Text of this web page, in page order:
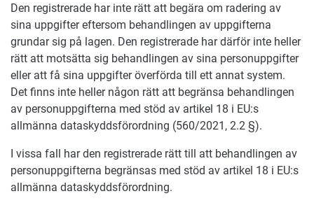
Den registrerade har inte rätt att begära om radering av
sina uppgifter eftersom behandlingen av uppgifterna
grundar sig på lagen. Den registrerade har därför inte heller
rätt att motsätta sig behandlingen av sina personuppgifter
eller att få sina uppgifter överförda till ett annat system.
Det finns inte heller någon rätt att begränsa behandlingen
av personuppgifterna med stöd av artikel 18 i EU:s
allmänna dataskyddsförordning (560/2021, 2.2 §).
I vissa fall har den registrerade rätt till att behandlingen av
personuppgifterna begränsas med stöd av artikel 18 i EU:s
allmänna dataskyddsförordning.